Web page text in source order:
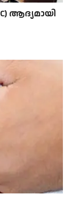
ആദ്യമായി